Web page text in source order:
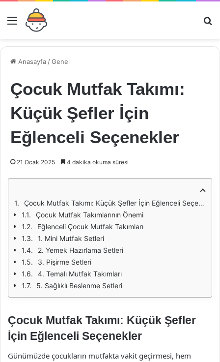
Menü
Anasayfa /Genel
Çocuk Mutfak Takımı:
Küçük Şefler İçin
Eğlenceli Seçenekler
21 Ocak 2025 4 dakika okuma süresi
Çocuk Mutfak Takımı: Küçük Şefler İçin Eğlenceli Seçenekler
Çocuk Mutfak Takımlarının Önemi
Eğlenceli Çocuk Mutfak Takımları
1. Mini Mutfak Setleri
2. Yemek Hazırlama Setleri
3. Pişirme Setleri
4. Temalı Mutfak Takımları
5. Sağlıklı Beslenme Setleri
Çocuk Mutfak Takımı: Küçük Şefler
İçin Eğlenceli Seçenekler
Günümüzde çocukların mutfakta vakit geçirmesi, hem